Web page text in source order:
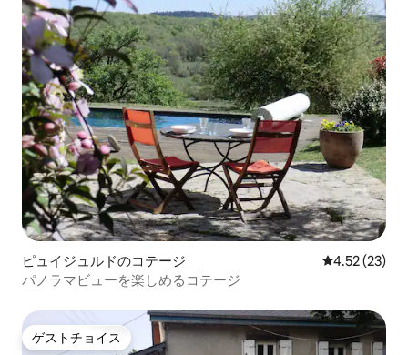
ピュイジュルドのコテージ レビュー23
4.52 (23)
パノラマビューを楽しめるコテージ
ゲストチョイス
ゲストチョイス